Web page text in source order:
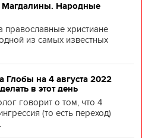
Магдалины. Народные
православные христиане
из самых известных
Глобы на 4 августа 2022
в этот день
говорит о том, что 4
(то есть переход)